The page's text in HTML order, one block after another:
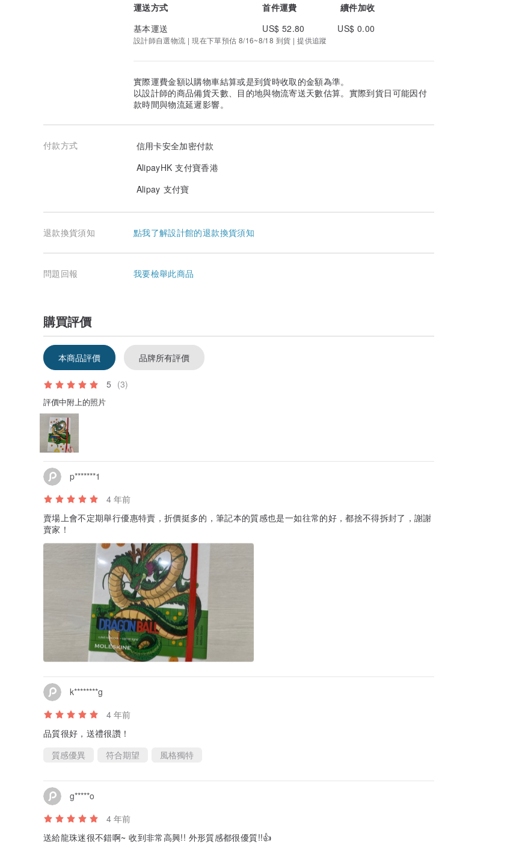
運送方式 首件運費
續件加收
基本運送
US$ 52.80 US$ 0.00
設計師自選物流 | 現在下單預估 8/16~8/18 到貨 | 提供追蹤
實際運費金額以購物車結算或是到貨時收取的金額為準。
以設計師的商品備貨天數、目的地與物流寄送天數估算。實際到貨日可能因付
款時間與物流延遲影響。
付款方式
信用卡安全加密付款
AlipayHK 支付寶香港
Alipay 支付寶
退款換貨須知 點我了解設計館的退款換貨須知
問題回報 我要檢舉此商品
購買評價
本商品評價 品牌所有評價
5 (3)
評價中附上的照片
p*******1
4 年前
賣場上會不定期舉行優惠特賣，折價挺多的，筆記本的質感也是一如往常的好，都捨不得拆封了，謝謝
賣家！
k********g
4 年前
品質很好，送禮很讚！
質感優異
符合期望 風格獨特
g*****o
4 年前
送給龍珠迷很不錯啊~ 收到非常高興!! 外形質感都很優質!!👍